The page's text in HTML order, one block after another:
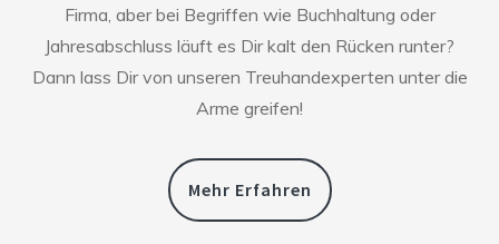
Firma, aber bei Begriffen wie Buchhaltung oder
Jahresabschluss läuft es Dir kalt den Rücken runter?
Dann lass Dir von unseren Treuhandexperten unter die
Arme greifen!
Mehr Erfahren